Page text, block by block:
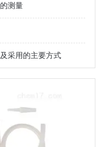
测量
采用的主要方式